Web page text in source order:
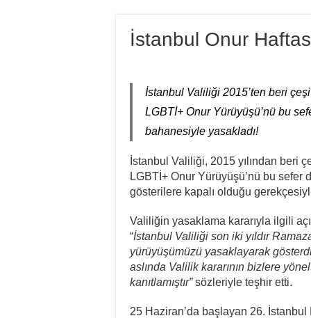
İstanbul Onur
İstanbul Valiliği 2015’ten beri
LGBTİ+ Onur Yürüyüşü’nü bu
bahanesiyle yasakladı!
İstanbul Valiliği, 2015 yılından beri
LGBTİ+ Onur Yürüyüşü’nü bu sefer
gösterilere kapalı olduğu
Valiliğin yasaklama kararıyla ilgili
“İstanbul Valiliği son iki yıldır
yürüyüşümüzü yasaklayarak
aslında Valilik kararının bizlere
kanıtlamıştır”sözleriyle teşhir etti.
25 Haziran’da başlayan 26. İstanbul